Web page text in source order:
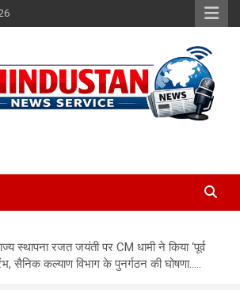
Service
स्थापना रजत जयंती पर CM धामी ने किया ‘पूर्व
सैनिक कल्याण विभाग के पुनर्गठन की घोषणा…..